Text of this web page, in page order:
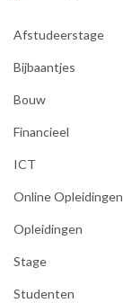
Afstudeerstage
Bijbaantjes
Bouw
Financieel
ICT
Online Opleidingen
Opleidingen
Stage
Studenten